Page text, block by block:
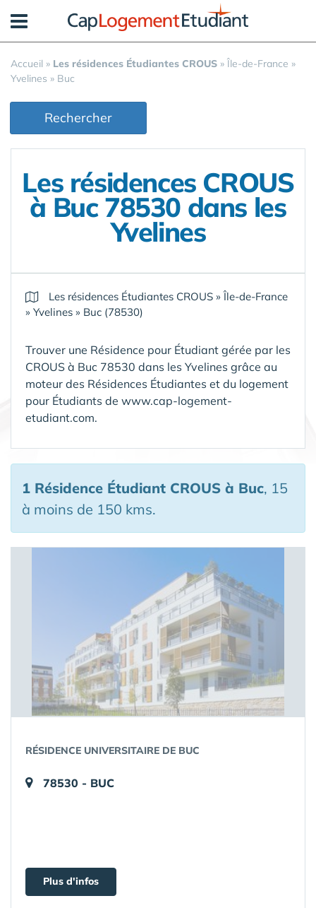
Accueil » Les résidences Étudiantes CROUS » Île-de-France »
Yvelines » Buc
Rechercher
Les résidences CROUS
à Buc 78530 dans les
Yvelines
Les résidences Étudiantes CROUS »Île-de-France
» Yvelines » Buc (78530)
Trouver une Résidence pour Étudiant gérée par les
CROUS à Buc 78530 dans les Yvelines grâce au
moteur des Résidences Étudiantes et du logement
pour Étudiants de www.cap-logement-
etudiant.com.
1 Résidence Étudiant CROUS à Buc, 15
à moins de 150 kms.
RÉSIDENCE UNIVERSITAIRE DE BUC
78530 - BUC
Plus d'infos